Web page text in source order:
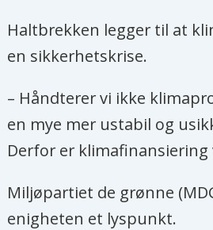
Haltbrekken legger til at
en sikkerhetskrise.
– Håndterer vi ikke
en mye mer ustabil og
Derfor er klimafinansiering
Miljøpartiet de grønne
enigheten et lyspunkt.